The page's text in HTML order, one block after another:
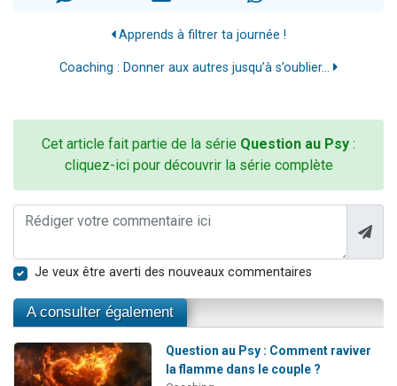
Apprends à filtrer ta journée !
Coaching : Donner aux autres jusqu’à s’oublier...
Cet article fait partie de la série Question au Psy :
cliquez-ici pour découvrir la série complète
Je veux être averti des nouveaux commentaires
A consulter également
Question au Psy : Comment raviver
la flamme dans le couple ?